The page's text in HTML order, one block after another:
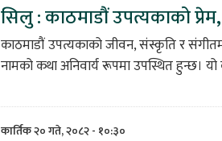
सिलु : काठमाडौं उपत्यकाको
काठमाडौं उपत्यकाको जीवन, संस्कृति र
नामको कथा अनिवार्य रूपमा उपस्थित हुन्छ।
कार्तिक २० गते, २०८२ - १०:३०